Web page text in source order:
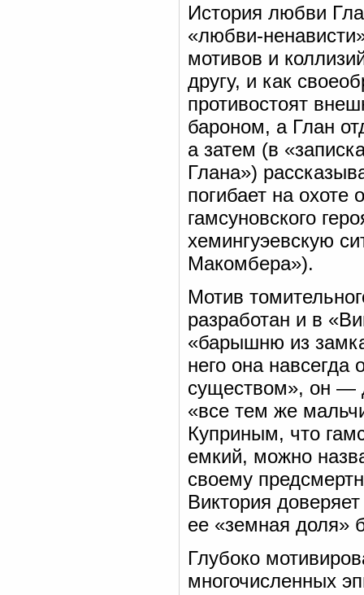
История любви
«любви-
мотивов и
другу, и как
противостоят
бароном, а Глан
а затем (в
Глана»)
погибает на
гамсуновского
хемингуэевскую
Макомбера»).
Мотив
разработан и в
«барышню из
него она
существом», он —
«все тем же
Куприным, что
емкий, можно
своему
Виктория
ее «земная доля»
Глубоко
многочисленных